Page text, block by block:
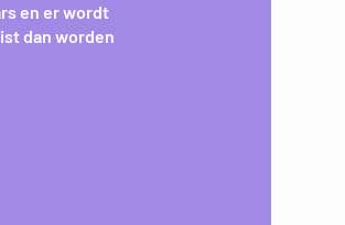
en er wordt
dan worden